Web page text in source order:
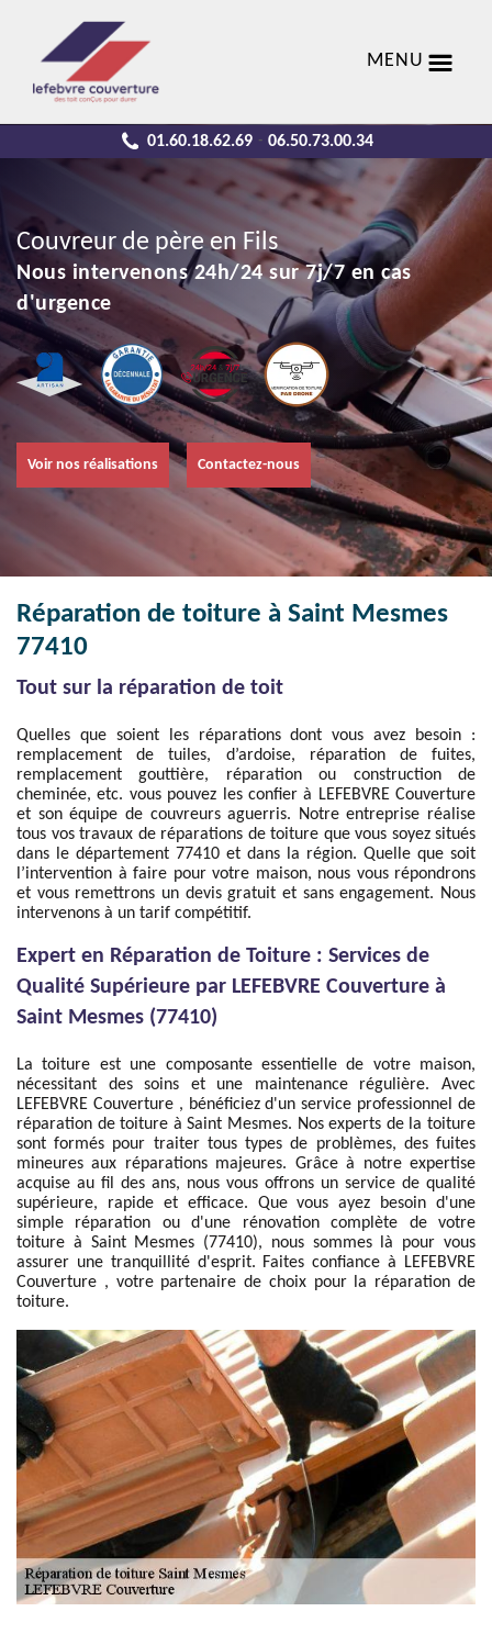
MENU
01.60.18.62.69 - 06.50.73.00.34
Couvreur de père en Fils
Nous intervenons 24h/24 sur 7j/7 en cas
d'urgence
Voir nos réalisations Contactez-nous
Réparation de toiture à Saint Mesmes
77410
Tout sur la réparation de toit
Quelles que soient les réparations dont vous avez besoin :
remplacement de tuiles, d’ardoise, réparation de fuites,
remplacement gouttière, réparation ou construction de
cheminée, etc. vous pouvez les confier à LEFEBVRE Couverture
et son équipe de couvreurs aguerris. Notre entreprise réalise
tous vos travaux de réparations de toiture que vous soyez situés
dans le département 77410 et dans la région. Quelle que soit
l’intervention à faire pour votre maison, nous vous répondrons
et vous remettrons un devis gratuit et sans engagement. Nous
intervenons à un tarif compétitif.
Expert en Réparation de Toiture : Services de
Qualité Supérieure par LEFEBVRE Couverture à
Saint Mesmes (77410)
La toiture est une composante essentielle de votre maison,
nécessitant des soins et une maintenance régulière. Avec
LEFEBVRE Couverture , bénéficiez d'un service professionnel de
réparation de toiture à Saint Mesmes. Nos experts de la toiture
sont formés pour traiter tous types de problèmes, des fuites
mineures aux réparations majeures. Grâce à notre expertise
acquise au fil des ans, nous vous offrons un service de qualité
supérieure, rapide et efficace. Que vous ayez besoin d'une
simple réparation ou d'une rénovation complète de votre
toiture à Saint Mesmes (77410), nous sommes là pour vous
assurer une tranquillité d'esprit. Faites confiance à LEFEBVRE
Couverture , votre partenaire de choix pour la réparation de
toiture.